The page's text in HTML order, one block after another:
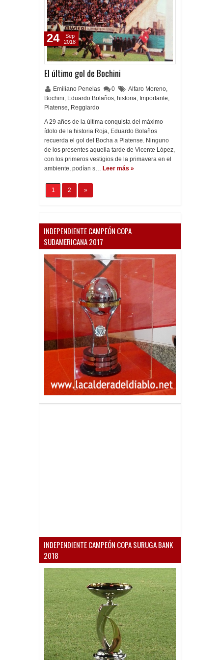
El último gol de Bochini
Emiliano Penelas 0 Alfaro Moreno,
Bochini, Eduardo Bolaños, historia, Importante,
Platense, Reggiardo
A 29 años de la última conquista del máximo
ídolo de la historia Roja, Eduardo Bolaños
recuerda el gol del Bocha a Platense. Ninguno
de los presentes aquella tarde de Vicente López,
con los primeros vestigios de la primavera en el
ambiente, podían s… Leer más »
24
Sep
2018
1 2 »
INDEPENDIENTE CAMPEÓN COPA
SUDAMERICANA 2017
INDEPENDIENTE CAMPEÓN COPA SURUGA BANK
2018